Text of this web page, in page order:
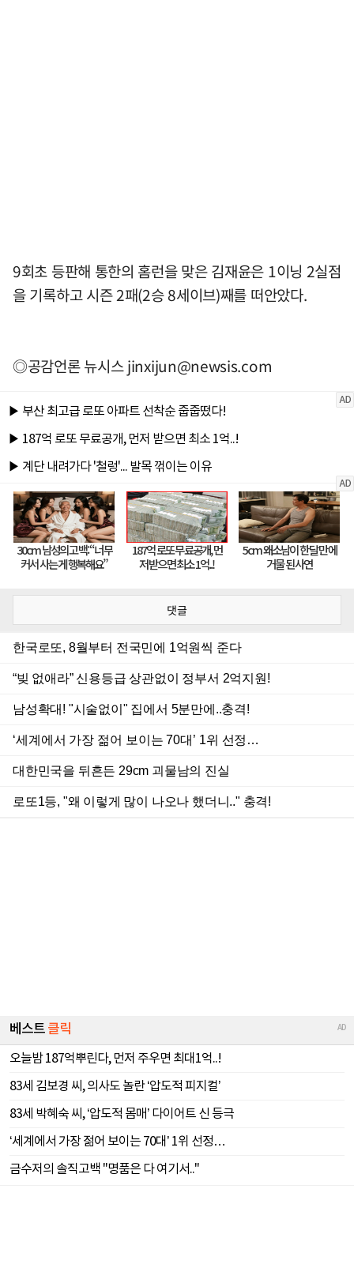
9회초 등판해 통한의 홈런을 맞은 김재윤은 1이닝 2실점
을 기록하고 시즌 2패(2승 8세이브)째를 떠안았다.
◎공감언론 뉴시스jinxijun@newsis.com
댓글